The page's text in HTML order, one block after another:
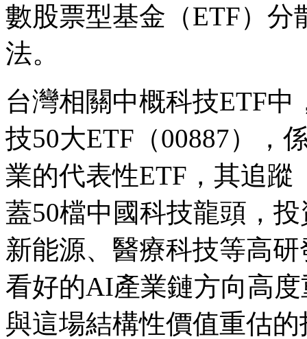
數股票型基金（ETF）
法。
台灣相關中概科技ETF中
技50大ETF（00887），
業的代表性ETF，其追蹤
蓋50檔中國科技龍頭，
新能源、醫療科技等高
看好的AI產業鏈方向高
與這場結構性價值重估